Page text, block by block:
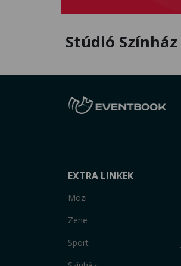
Stúdió Színház
EXTRA LINKEK
Mozi
Zene
Sport